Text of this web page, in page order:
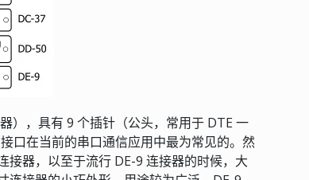
），具有 9 个插针（公头，常用于 DTE 一
口在当前的串口通信应用中最为常见的。然
器，以至于流行 DE-9 连接器的时候，大